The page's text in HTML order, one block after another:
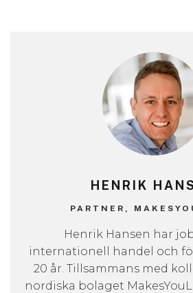
HENRIK
PARTNER,
Henrik Hansen har
internationell handel och
20 år. Tillsammans med
nordiska bolaget